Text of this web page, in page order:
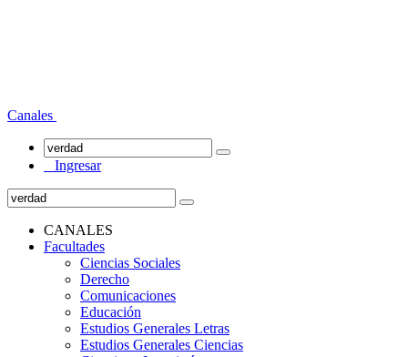
Canales
Ingresar
CANALES
Facultades
Ciencias Sociales
Derecho
Comunicaciones
Educación
Estudios Generales Letras
Estudios Generales Ciencias